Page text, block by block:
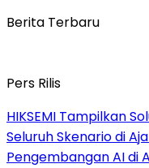
Berita Terbaru
Pers Rilis
HIKSEMI Tampilkan
Seluruh Skenario di
Pengembangan AI di